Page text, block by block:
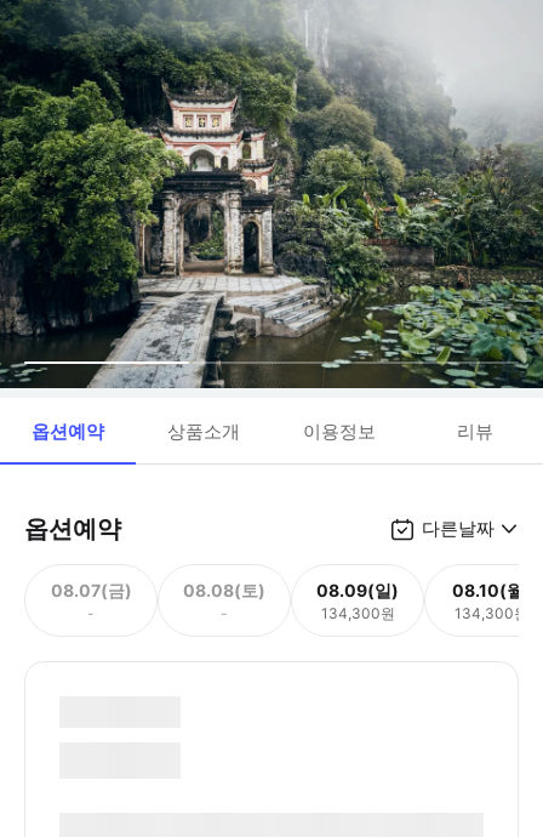
옵션예약 상품소개 이용정보 리뷰
옵션예약 다른날짜
08.07(금)
-
08.08(토)
-
08.09(일)
134,300원
08.10(월)
134,300원